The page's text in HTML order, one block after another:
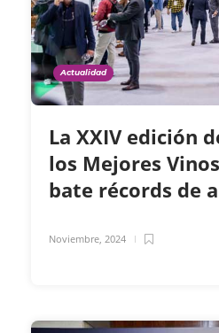
Actualidad
La XXIV edición
los Mejores
bate récords de
Noviembre, 2024